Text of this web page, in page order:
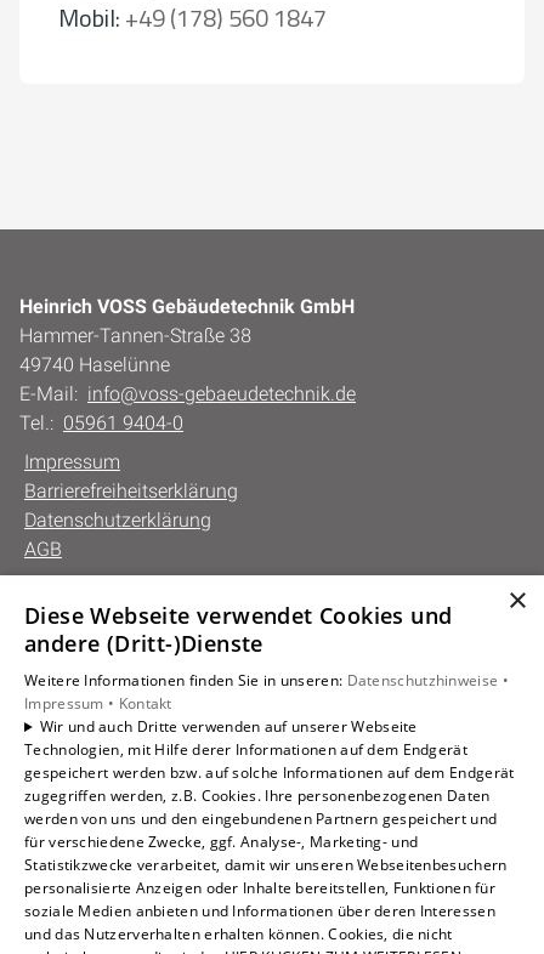
Mobil:+49 (178) 560 1847
Heinrich VOSS Gebäudetechnik GmbH
Hammer-Tannen-Straße 38
49740 Haselünne
E-Mail: info@voss-gebaeudetechnik.de
Tel.: 05961 9404-0
Impressum
Barrierefreiheitserklärung
Datenschutzerklärung
AGB
Unsere Bereiche
Gewerbekunden
Karriere
Unternehmen
Kontakt
×
Diese Webseite verwendet Cookies und
andere (Dritt-)Dienste
Weitere Informationen finden Sie in unseren: Datenschutzhinweise •
Impressum • Kontakt
Wir und auch Dritte verwenden auf unserer Webseite
Technologien, mit Hilfe derer Informationen auf dem Endgerät
gespeichert werden bzw. auf solche Informationen auf dem Endgerät
zugegriffen werden, z.B. Cookies. Ihre personenbezogenen Daten
werden von uns und den eingebundenen Partnern gespeichert und
für verschiedene Zwecke, ggf. Analyse-, Marketing- und
Statistikzwecke verarbeitet, damit wir unseren Webseitenbesuchern
personalisierte Anzeigen oder Inhalte bereitstellen, Funktionen für
soziale Medien anbieten und Informationen über deren Interessen
und das Nutzerverhalten erhalten können. Cookies, die nicht